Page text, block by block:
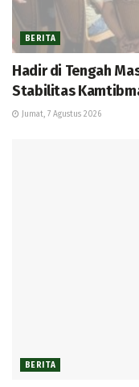
BERITA
Hadir di Tengah
Stabilitas
Jumat, 7 Agustus 2026
BERITA